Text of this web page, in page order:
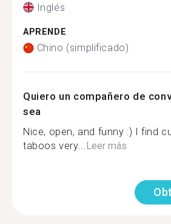
Inglés
APRENDE
Chino (simplificado)
Quiero un compañero de
sea
Nice, open, and funny :) I find
taboos very...Leer más